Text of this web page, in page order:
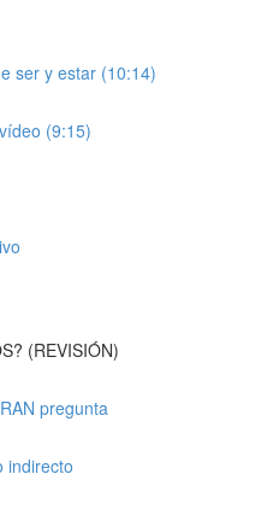
ser y estar (10:14)
(9:15)
(REVISIÓN)
pregunta
indirecto